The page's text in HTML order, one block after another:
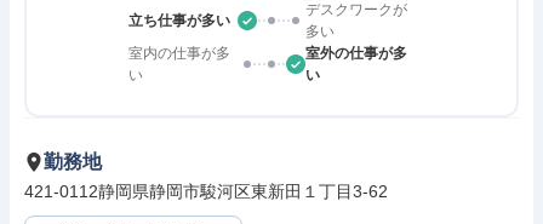
立ち仕事が多い
デスクワークが
多い
室内の仕事が多
い
室外の仕事が多
い
勤務地
421-0112静岡県静岡市駿河区東新田１丁目3-62